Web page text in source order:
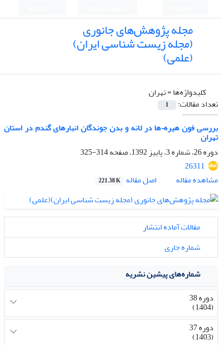
مجله پژوهش‌های جانوری
(مجله زیست شناسی ایران)
(علمی)
کلیدواژه‌ها =تهران
تعداد مقالات:
1
بررسی فون هیره¬ها در لانه و بدن جوندگان انبارهای گندم در استان
تهران
دوره 26، شماره 3، پاییز 1392، صفحه
314-325
26311
مشاهده مقاله
اصل مقاله 221.38 K
مقالات آماده انتشار
شماره جاری
شماره‌های پیشین نشریه
دوره 38
(1404)
دوره 37
(1403)